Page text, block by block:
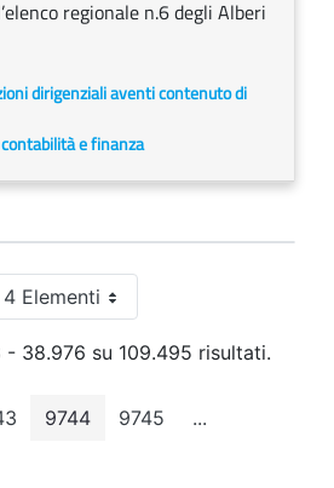
regionale n.6 degli Alberi
dirigenziali aventi contenuto di
e finanza
4 ElementiPer pagina
38.976 su 109.495 risultati.
Pagina
9744 Pagina
9745 ...Pagine